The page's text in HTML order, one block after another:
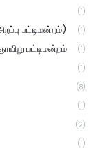
(1)
பட்டிமன்றம்) (1)
பட்டிமன்றம் (1)
(1)
(8)
(1)
(2)
(1)